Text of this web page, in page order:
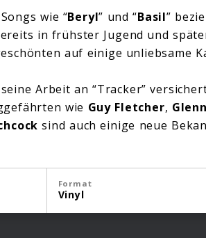
wie “Beryl” und “Basil”
in frühster Jugend und
auf einige unliebsame
Arbeit an “Tracker”
wie Guy Fletcher,
sind auch einige neue
Format
Vinyl